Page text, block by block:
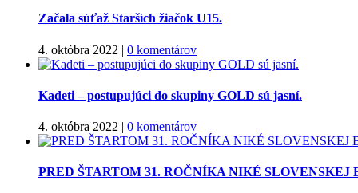
Začala súťaž Starších žiačok U15.
4. októbra 2022 | 0 komentárov
Kadeti – postupujúci do skupiny GOLD sú jasní.
4. októbra 2022 | 0 komentárov
PRED ŠTARTOM 31. ROČNÍKA NIKÉ